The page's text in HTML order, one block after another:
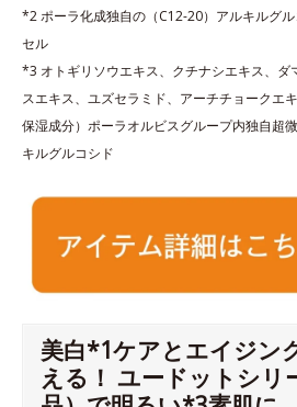
*2 ポーラ化成独自の（C12-20）アルキルグ
セル
*3 オトギリソウエキス、クチナシエキス、ダ
スエキス、ユズセラミド、アーチチョークエ
保湿成分）ポーラオルビスグループ内独自超
キルグルコシド
美白*1ケアとエイジン
える！ ユードットシリ